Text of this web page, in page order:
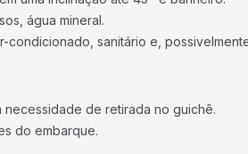
água mineral.
sanitário e,
necessidade de retirada no guichê.
do embarque.